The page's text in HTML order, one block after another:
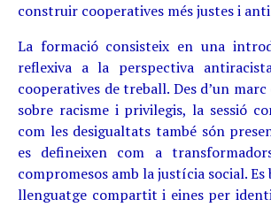
construir cooperatives més justes i
La formació consisteix en una
reflexiva a la perspectiva
cooperatives de treball. Des d’un
sobre racisme i privilegis, la sessió
com les desigualtats també són
es defineixen com a
compromesos amb la justícia social.
llenguatge compartit i eines per